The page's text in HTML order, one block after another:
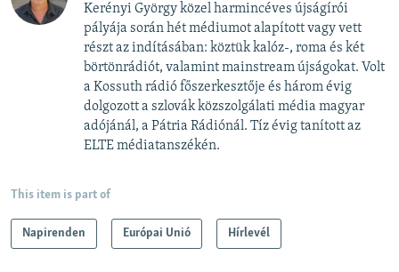
Kerényi György közel harmincéves újságírói
pályája során hét médiumot alapított vagy vett
részt az indításában: köztük kalóz-, roma és két
börtönrádiót, valamint mainstream újságokat. Volt
a Kossuth rádió főszerkesztője és három évig
dolgozott a szlovák közszolgálati média magyar
adójánál, a Pátria Rádiónál. Tíz évig tanított az
ELTE médiatanszékén.
This item is part of
Napirenden Európai Unió Hírlevél